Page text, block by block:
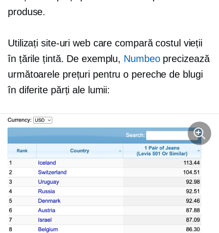
produse.
Utilizați site-uri web care compară costul vieții
în țările țintă. De exemplu, Numbeoprecizează
următoarele prețuri pentru o pereche de blugi
în diferite părți ale lumii: